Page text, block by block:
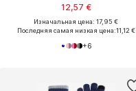
12,57 €
Изначальная цена: 17,95 €
Последняя самая низкая цена:11,12 €
+6